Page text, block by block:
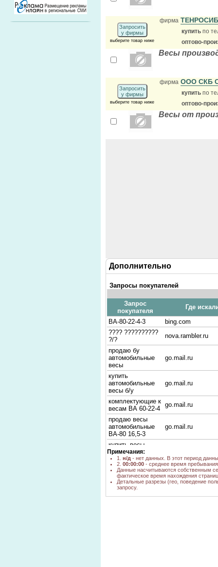
Запросить
у фирмы
выберите товар ниже
фирма
купить по
оптово-
Весы
Запросить
у фирмы
выберите товар ниже
фирма ООО СКБ
купить по
оптово-
Весы от
Дополнительно
Запросы покупателей
Запрос
покупателя
Где
ВА-80-22-4-3
bing.com
???? ??????????
?/?
nova.rambler.ru
продаю бу
автомобильные
весы
go.mail.ru
купить
автомобильные
весы б/у
go.mail.ru
комплектующие к
весам ВА 60-22-4
go.mail.ru
продаю весы
автомобильные
ВА-80 16,5-3
go.mail.ru
купить весы
автомобильные б/
у
22.11.2015avita.ru. bing.com
автомобильные
весы б/у
, yandex.ru
автомобильные
Примечания:
1. н/д - нет данных. В этот период
2. 00:00:00 - среднее время
Данные насчитываются собственным
фактическое время нахождения
Детальные разрезы (гео, поведение
запросу.